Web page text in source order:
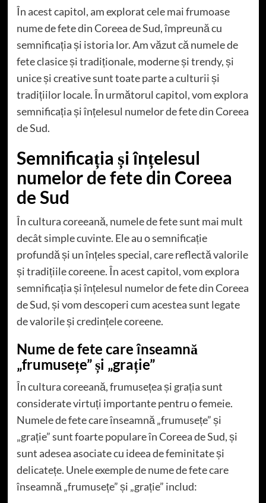
În acest capitol, am explorat cele mai frumoase
nume de fete din Coreea de Sud, împreună cu
semnificația și istoria lor. Am văzut că numele de
fete clasice și tradiționale, moderne și trendy, și
unice și creative sunt toate parte a culturii și
tradițiilor locale. În următorul capitol, vom explora
semnificația și înțelesul numelor de fete din Coreea
de Sud.
Semnificația și înțelesul
numelor de fete din Coreea
de Sud
În cultura coreeană, numele de fete sunt mai mult
decât simple cuvinte. Ele au o semnificație
profundă și un înțeles special, care reflectă valorile
și tradițiile coreene. În acest capitol, vom explora
semnificația și înțelesul numelor de fete din Coreea
de Sud, și vom descoperi cum acestea sunt legate
de valorile și credințele coreene.
Nume de fete care înseamnă
„frumusețe” și „grație”
În cultura coreeană, frumusețea și grația sunt
considerate virtuți importante pentru o femeie.
Numele de fete care înseamnă „frumusețe” și
„grație” sunt foarte populare în Coreea de Sud, și
sunt adesea asociate cu ideea de feminitate și
delicatețe. Unele exemple de nume de fete care
înseamnă „frumusețe” și „grație” includ: